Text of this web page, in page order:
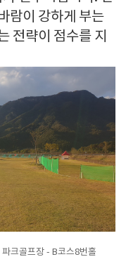
람이 강하게 부는
전략이 점수를 지
크골프장 - B코스8번홀